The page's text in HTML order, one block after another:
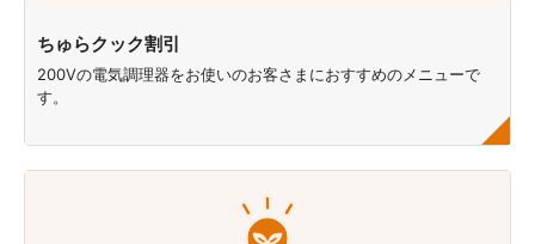
ちゅらクック割引
200Vの電気調理器をお使いのお客さまにおすすめのメニューで
す。